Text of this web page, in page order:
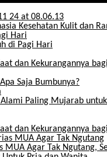
Kesehatan Kulit dan
di Pagi Hari
dan Kekurangannya
Saja Bumbunya?
Paling Mujarab
dan Kekurangannya
MUA Agar Tak Ngutang,